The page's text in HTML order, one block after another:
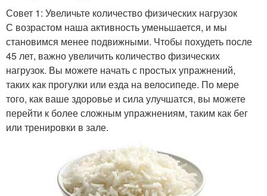
Совет 1: Увеличьте количество физических нагрузок
С возрастом наша активность уменьшается, и мы
становимся менее подвижными. Чтобы похудеть после
45 лет, важно увеличить количество физических
нагрузок. Вы можете начать с простых упражнений,
таких как прогулки или езда на велосипеде. По мере
того, как ваше здоровье и сила улучшатся, вы можете
перейти к более сложным упражнениям, таким как бег
или тренировки в зале.